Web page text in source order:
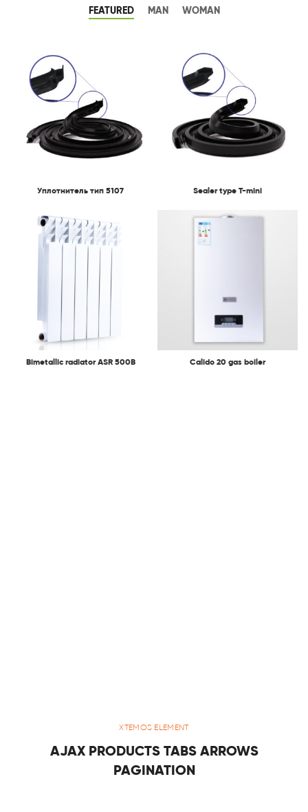
FEATURED MAN WOMAN
Уплотнитель тип 5107 Sealer type T-mini
Bimetallic radiator ASR 500B Calido 20 gas boiler
XTEMOS ELEMENT
AJAX PRODUCTS TABS ARROWS
PAGINATION